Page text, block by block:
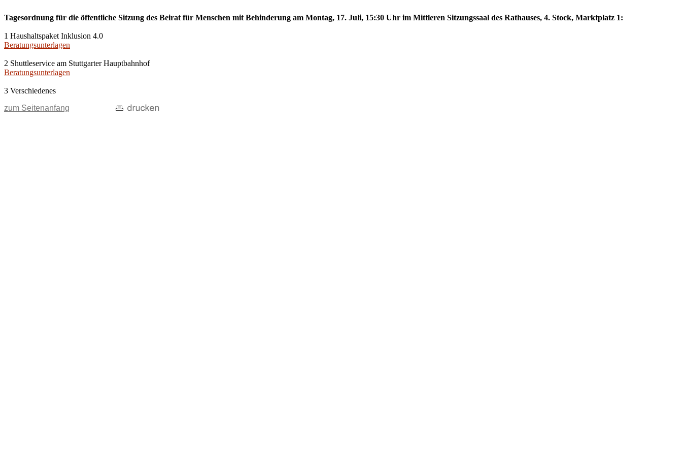
Tagesordnung für die öffentliche Sitzung des Beirat für Menschen mit Behinderung am Montag, 17. Juli, 15:30 Uhr im Mittleren Sitzungssaal des Rathauses, 4. Stock, Marktplatz 1:
1 Haushaltspaket Inklusion 4.0
Beratungsunterlagen
2 Shuttleservice am Stuttgarter Hauptbahnhof
Beratungsunterlagen
3 Verschiedenes
zum Seitenanfang